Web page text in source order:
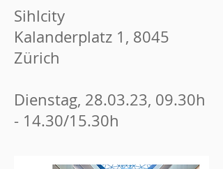
Sihlcity
Kalanderplatz 1, 8045
Zürich
Dienstag, 28.03.23, 09.30h
- 14.30/15.30h